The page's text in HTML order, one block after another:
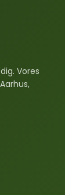
Vores